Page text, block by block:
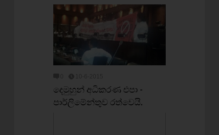
දෙමුහුන් අධිකරණ එපා -
පාර්ලිමේන්තුව රත්වෙයි.